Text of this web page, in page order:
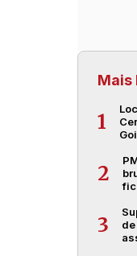
Mais
1
2
3